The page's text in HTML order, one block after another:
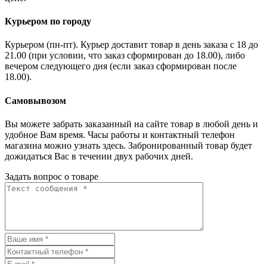
Курьером по городу
Курьером (пн-пт). Курьер доставит товар в день заказа с 18 до
21.00 (при условии, что заказ сформирован до 18.00), либо
вечером следующего дня (если заказ сформирован после
18.00).
Самовывозом
Вы можете забрать заказанный на сайте товар в любой день и
удобное Вам время. Часы работы и контактный телефон
магазина можно узнать здесь. Забронированный товар будет
дожидаться Вас в течении двух рабочих дней.
Задать вопрос о товаре